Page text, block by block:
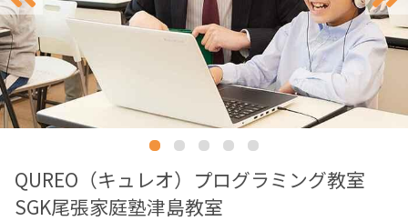
QUREO（キュレオ）プログラミング教室
SGK尾張家庭塾津島教室